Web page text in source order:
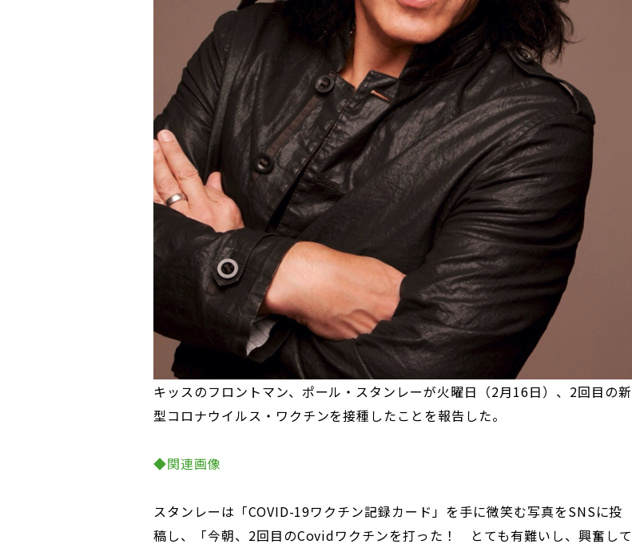
キッスのフロントマン、ポール・スタンレーが火曜日（2月16日）、2回目の新
型コロナウイルス・ワクチンを接種したことを報告した。
◆関連画像
スタンレーは「COVID-19ワクチン記録カード」を手に微笑む写真をSNSに投
稿し、「今朝、2回目のCovidワクチンを打った！ とても有難いし、興奮して